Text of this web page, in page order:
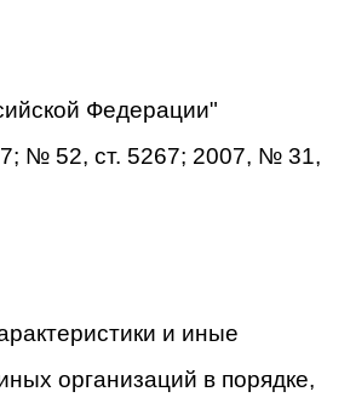
Федерации"
№ 52, ст. 5267; 2007, № 31,
и иные
организаций в порядке,